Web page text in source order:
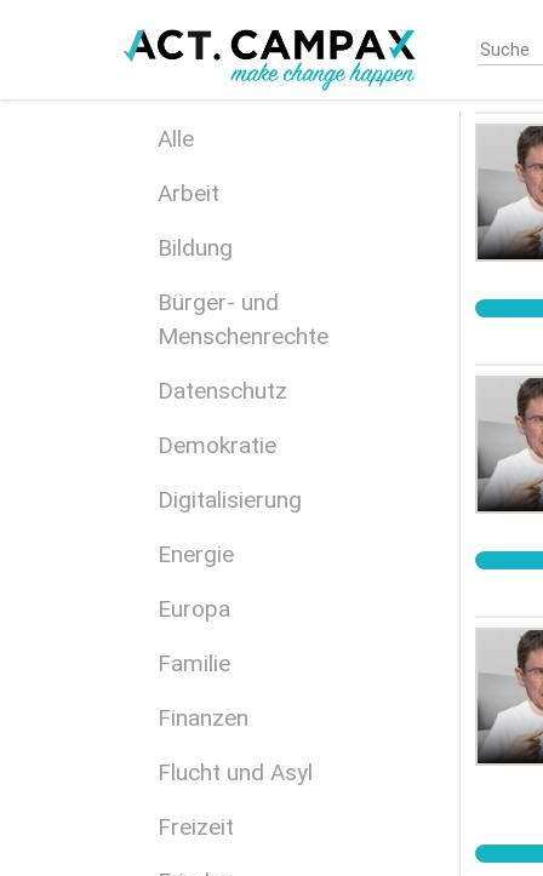
content
Alle
Arbeit
Bildung
Bürger- und
Menschenrechte
Datenschutz
Demokratie
Digitalisierung
Energie
Europa
Familie
Finanzen
Flucht und Asyl
Freizeit